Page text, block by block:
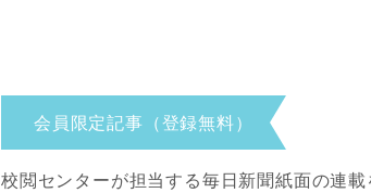
会員限定記事（登録無料）
校閲センターが担当する毎日新聞紙面の連載